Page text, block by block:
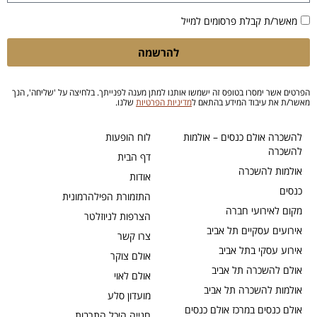
לוח הופעות
דף הבית
אודות
התזמורת הפילהרמונית
הצרפות לניוזלטר
צרו קשר
אולם צוקר
אולם לאוי
מועדון סלע
להשכרה אולם כנסים – אולמות
להשכרה
אולמות להשכרה
כנסים
מקום לאירועי חברה
אירועים עסקיים תל אביב
אירוע עסקי בתל אביב
אולם להשכרה תל אביב
אולמות להשכרה תל אביב
אולם כנסים במרכז אולם כנסים
מאשר/ת קבלת פרסומים למייל
להרשמה
הפרטים אשר ימסרו בטופס זה ישמשו אותנו למתן מענה לפנייתך. בלחיצה על 'שליחה', הנך
מאשר/ת את עיבוד המידע בהתאם למדיניות הפרטיות שלנו.